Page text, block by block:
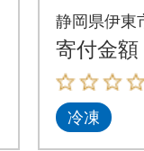
C】特ト
じ各8
の干物
静岡県伊東
寄付金額
冷凍